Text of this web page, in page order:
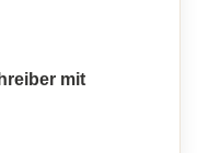
mit